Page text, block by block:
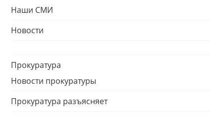
Наши СМИ
Новости
Прокуратура
Новости прокуратуры
Прокуратура разъясняет